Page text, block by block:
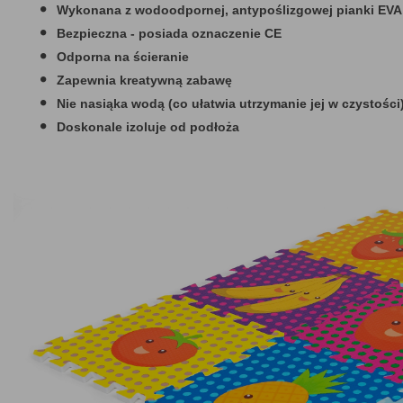
Wykonana z wodoodpornej, antypoślizgowej pianki EVA
Bezpieczna - posiada oznaczenie CE
Odporna na ścieranie
Zapewnia kreatywną zabawę
Nie nasiąka wodą (co ułatwia utrzymanie jej w
Doskonale izoluje od podłoża